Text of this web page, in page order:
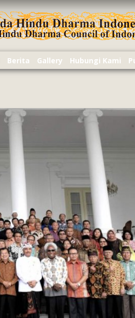
Berita Gallery Hubungi Kami